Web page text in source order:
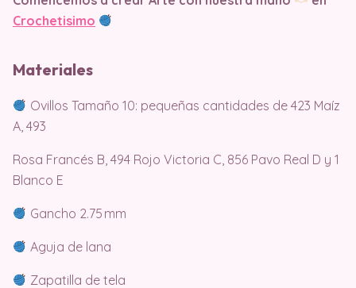
Crochetisimo
Materiales
Ovillos Tamaño 10: pequeñas cantidades de 423 Maíz
A, 493
Rosa Francés B, 494 Rojo Victoria C, 856 Pavo Real D y 1
Blanco E
Gancho 2.75 mm
Aguja de lana
Zapatilla de tela